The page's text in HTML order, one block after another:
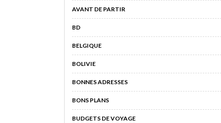
AVANT DE PARTIR
BD
BELGIQUE
BOLIVIE
BONNES ADRESSES
BONS PLANS
BUDGETS DE VOYAGE